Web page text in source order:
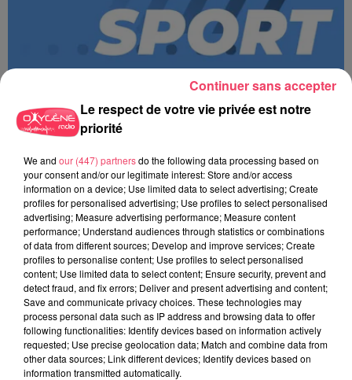
MAGSPORT MATIN 49 07/08/26
Le respect de votre vie privée est notre
priorité
We and our (447) partnersdo the following data processing based on
your consent and/or our legitimate interest: Store and/or access
information on a device; Use limited data to select advertising; Create
profiles for personalised advertising; Use profiles to select personalised
advertising; Measure advertising performance; Measure content
performance; Understand audiences through statistics or combinations
of data from different sources; Develop and improve services; Create
profiles to personalise content; Use profiles to select personalised
content; Use limited data to select content; Ensure security, prevent and
detect fraud, and fix errors; Deliver and present advertising and content;
Save and communicate privacy choices. These technologies may
process personal data such as IP address and browsing data to offer
following functionalities: Identify devices based on information actively
requested; Use precise geolocation data; Match and combine data from
other data sources; Link different devices; Identify devices based on
information transmitted automatically.
Continuer sans accepter